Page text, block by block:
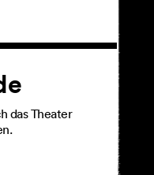
das Theater